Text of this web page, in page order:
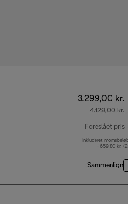
3.299,00 kr.
4.129,00 kr.
Foreslået pris
Inkluderet
659,80 kr.
Sammenlign